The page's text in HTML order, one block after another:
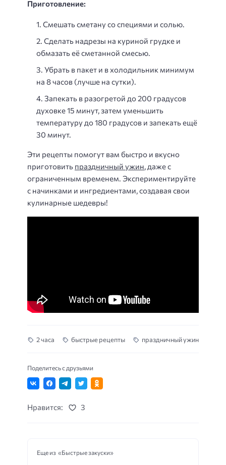
Приготовление:
Смешать сметану со специями и солью.
Сделать надрезы на куриной грудке и
обмазать её сметанной смесью.
Убрать в пакет и в холодильник минимум
на 8 часов (лучше на сутки).
Запекать в разогретой до 200 градусов
духовке 15 минут, затем уменьшить
температуру до 180 градусов и запекать ещё
30 минут.
Эти рецепты помогут вам быстро и вкусно
приготовить праздничный ужин , даже с
ограниченным временем. Экспериментируйте
с начинками и ингредиентами, создавая свои
кулинарные шедевры!
2 часа быстрые рецепты праздничный ужин
Поделитесь с друзьями
Нравится: 3
Еще из «Быстрые закуски»